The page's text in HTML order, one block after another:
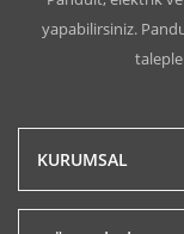
yapabilirsiniz.
KURUMSAL